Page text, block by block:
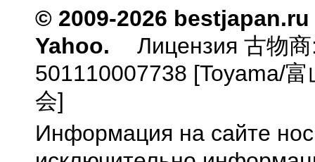
© 2009-2026
Yahoo.
Лицензия 古物
501110007738 [Toyama/
会]
Информация на сайте